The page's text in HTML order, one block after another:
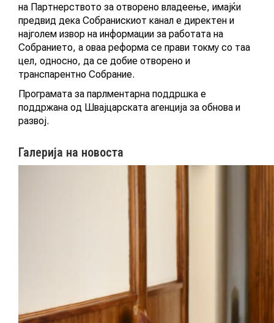
ПОСТАПКА
ПОДНЕСИ ИНИЦИЈАТИВА
ПОДДРЖИ ИНИЦИЈАТИВА
МУЛТИМЕДИЈА
ГАЛЕРИЈА
на Партнерството за отворено владеење, имајќи
предвид дека Собранискиот канал е директен и
најголем извор на информации за работата на
Собранието, а оваа реформа се прави токму со таа
цел, односно, да се добие отворено и
транспарентно Собрание.
Програмата за парлментарна поддршка е
поддржана од Швајцарската агенција за обнова и
развој.
Галерија на новоста